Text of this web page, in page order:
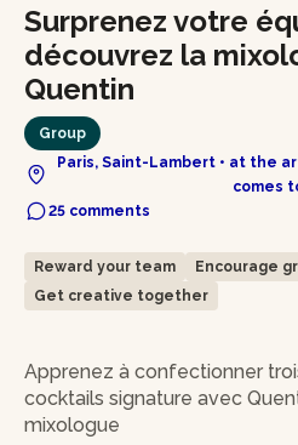
Surprenez votre
découvrez la
Quentin
Group
Paris, Saint-Lambert • at the artisan's studio or the artisan
comes
25 comments
Reward your team
Encourage
Get creative together
In brief
Apprenez à confectionner
cocktails signature avec
mixologue